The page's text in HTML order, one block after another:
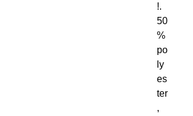
!.
50
%
po
ly
es
ter
,